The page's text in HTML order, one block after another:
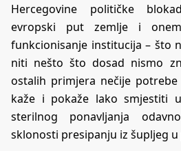
Hercegovine političke
evropski put zemlje i
funkcionisanje institucija – što
niti nešto što dosad nismo
ostalih primjera nečije
kaže i pokaže lako smjestiti
sterilnog ponavljanja
sklonosti presipanju iz šupljeg u